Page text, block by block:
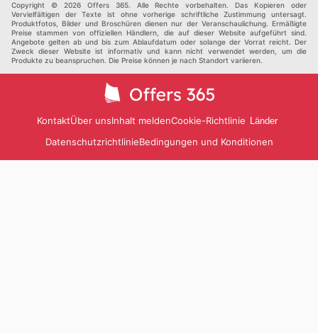
Copyright © 2026 Offers 365. Alle Rechte vorbehalten. Das Kopieren oder
Vervielfältigen der Texte ist ohne vorherige schriftliche Zustimmung untersagt.
Produktfotos, Bilder und Broschüren dienen nur der Veranschaulichung. Ermäßigte
Preise stammen von offiziellen Händlern, die auf dieser Website aufgeführt sind.
Angebote gelten ab und bis zum Ablaufdatum oder solange der Vorrat reicht. Der
Zweck dieser Website ist informativ und kann nicht verwendet werden, um die
Produkte zu beanspruchen. Die Preise können je nach Standort variieren.
KontaktÜber unsInhalt meldenCookie-Richtlinie Länder
DatenschutzrichtlinieBedingungen und Konditionen